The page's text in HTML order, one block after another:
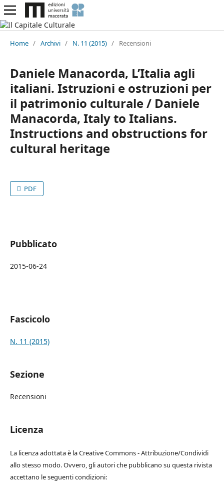
Home / Archivi / N. 11 (2015) / Recensioni
Daniele Manacorda, L’Italia agli
italiani. Istruzioni e ostruzioni per
il patrimonio culturale / Daniele
Manacorda, Italy to Italians.
Instructions and obstructions for
cultural heritage
PDF
Pubblicato
2015-06-24
Fascicolo
N. 11 (2015)
Sezione
Recensioni
Licenza
La licenza adottata è la Creative Commons - Attribuzione/Condividi
allo stesso modo. Ovvero, gli autori che pubblicano su questa rivista
accettano le seguenti condizioni: